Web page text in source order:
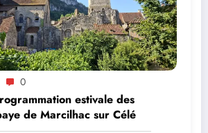
0
estivale des
de Marcilhac sur Célé